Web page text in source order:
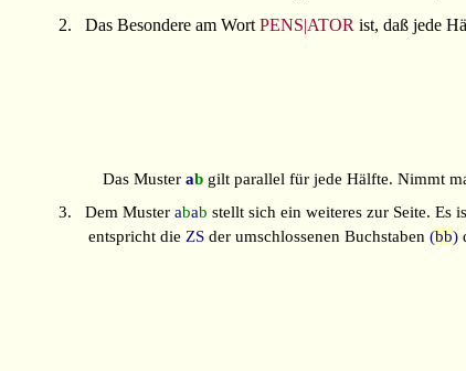
2.
Das Besondere am WortPENS|ATOR ist, daß jede
Das Musterab gilt parallel für jede Hälfte. Nimmt
3.
Dem Musterabab stellt sich ein weiteres zur Seite. Es
entspricht die ZSder umschlossenen Buchstaben (bb)